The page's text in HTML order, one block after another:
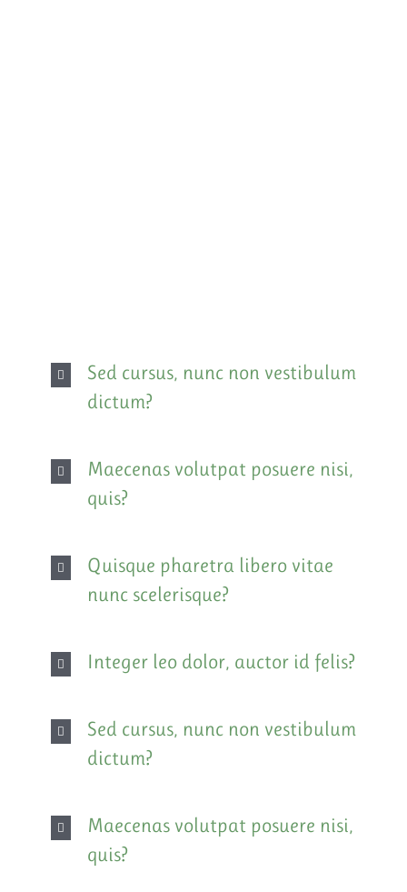
Sed cursus, nunc non vestibulum
dictum?
Maecenas volutpat posuere nisi,
quis?
Quisque pharetra libero vitae
nunc scelerisque?
Integer leo dolor, auctor id felis?
Sed cursus, nunc non vestibulum
dictum?
Maecenas volutpat posuere nisi,
quis?